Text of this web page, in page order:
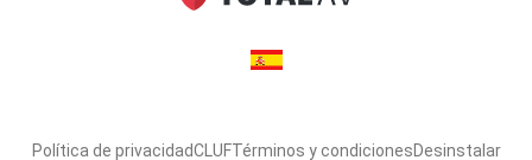
Política de privacidadCLUFTérminos y condicionesDesinstalar